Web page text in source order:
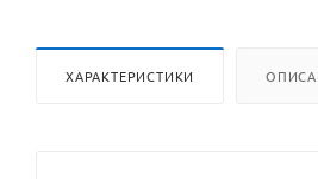
ХАРАКТЕРИСТИКИ